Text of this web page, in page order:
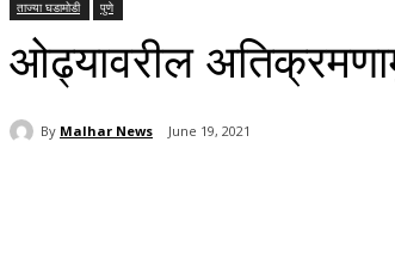
ताज्या घडामोडी पुणे
ओढ्यावरील
By Malhar News June 19, 2021